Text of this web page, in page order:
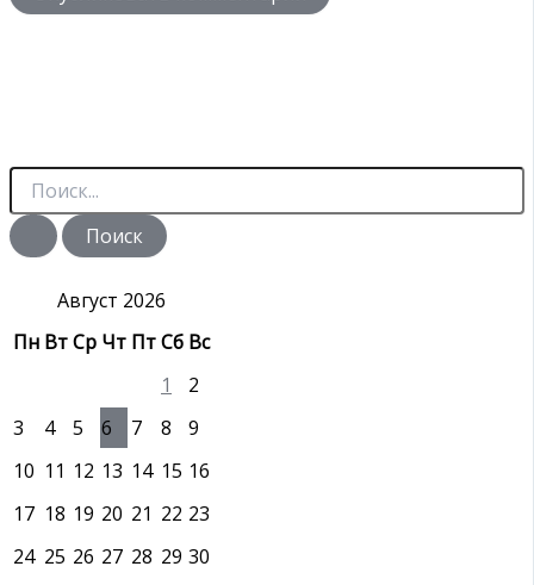
П
и
с
Август 2026
Пн ВтСр Чт ПтСб Вс
1
2
3
4 5 6 7 8
9
10 11 12 13 14 15 16
17 18 19 20 21 22 23
24 25 26 27 28 29 30